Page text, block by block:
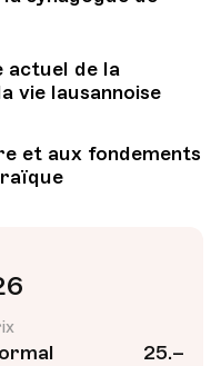
actuel de la
vie lausannoise
et aux fondements
25.–